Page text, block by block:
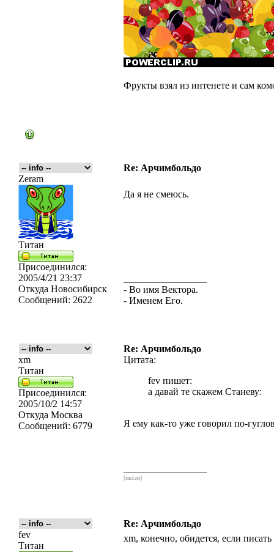
Фрукты взял из интенете и сам
Re: Арчимбольдо
Zeram
Титан
Присоединился:
2005/4/21 23:37
Откуда Новосибирск
Сообщений: 2622
Да я не смеюсь.
- Во имя Вектора.
- Именем Его.
Re: Арчимбольдо
xm
Титан
Присоединился:
2005/10/2 14:57
Откуда Москва
Сообщений: 6779
Цитата:
fev пишет:
а давай те скажем Станеву:
Я ему как-то уже говорил по-
[икс́эм]
Re: Арчимбольдо
fev
Титан
xm, конечно, обидется, если